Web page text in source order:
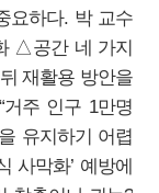
요하다. 박 교수
△공간 네 가지
재활용 방안을
주 인구 1만명
유지하기 어렵
사막화’ 예방에